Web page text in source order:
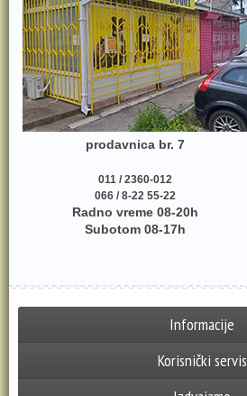
prodavnica br. 7
011 / 2360-012
066 / 8-22 55-22
Radno vreme 08-20h
Subotom 08-17h
Informacije
Korisnički servis